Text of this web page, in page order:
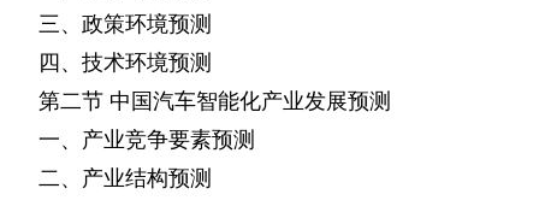
三、政策环境预测
四、技术环境预测
第二节 中国汽车智能化产业发展预测
一、产业竞争要素预测
二、产业结构预测